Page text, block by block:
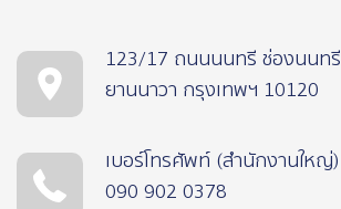
123/17 ถนนนนทรี ช่องนนทรี
ยานนาวา กรุงเทพฯ 10120
เบอร์โทรศัพท์ (สำนักงานใหญ่)
090 902 0378